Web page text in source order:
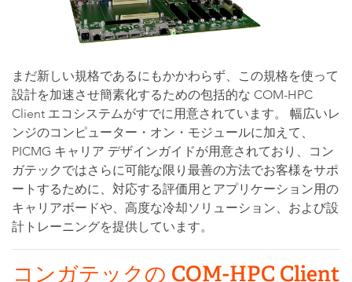
まだ新しい規格であるにもかかわらず、この規格を使って
設計を加速させ簡素化するための包括的な COM-HPC
Client エコシステムがすでに用意されています。 幅広いレ
ンジのコンピューター・オン・モジュールに加えて、
PICMG キャリア デザインガイドが用意されており、コン
ガテックではさらに可能な限り最善の方法でお客様をサポ
ートするために、対応する評価用とアプリケーション用の
キャリアボードや、高度な冷却ソリューション、および設
計トレーニングを提供しています。
コンガテックの COM-HPC Client